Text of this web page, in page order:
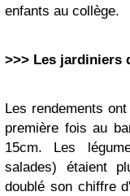
enfants au collège.
>>> Les jardiniers
Les rendements
première fois au
15cm. Les
salades) étaient
doublé son chiffre